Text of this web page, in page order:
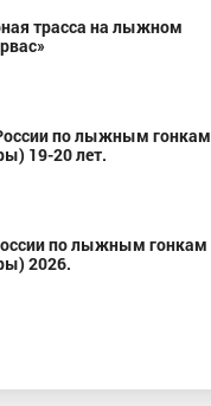
трасса на лыжном
по лыжным гонкам
19-20 лет.
по лыжным гонкам
2026.